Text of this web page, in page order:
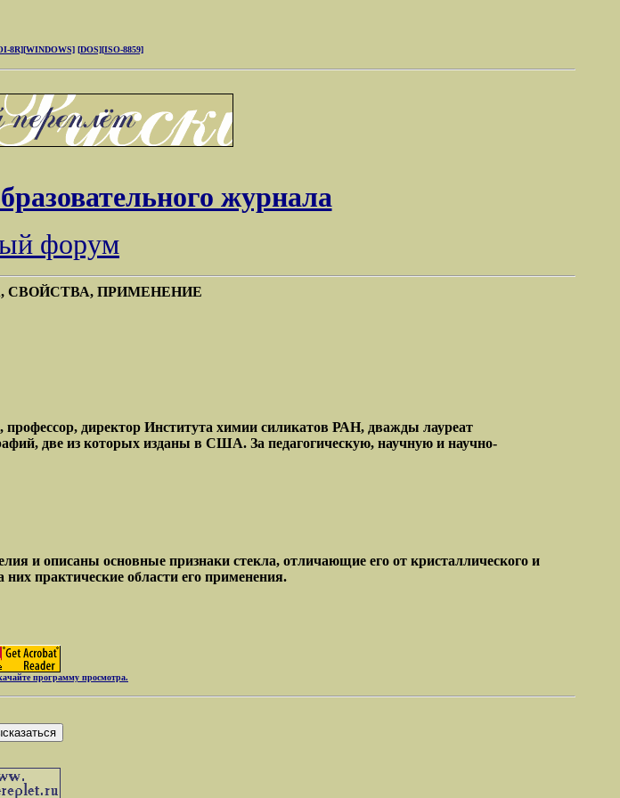
8R][WINDOWS] [DOS][ISO-8859]
журнала
форум
СВОЙСТВА, ПРИМЕНЕНИЕ
директор Института химии силикатов РАН, дважды лауреат
две из которых изданы в США. За педагогическую, научную и научно-
и описаны основные признаки стекла, отличающие его от кристаллического и
практические области его применения.
программу просмотра.